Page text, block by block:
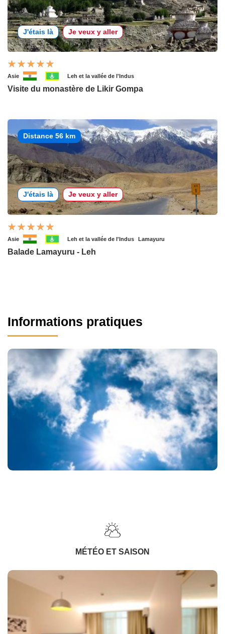
J'étais là Je veux y aller
Asie Leh et la vallée de l'Indus
Visite du monastère de Likir Gompa
Distance 56 km
J'étais là Je veux y aller
Asie Leh et la vallée de l'Indus Lamayuru
Balade Lamayuru - Leh
Informations pratiques
MÉTÉO ET SAISON